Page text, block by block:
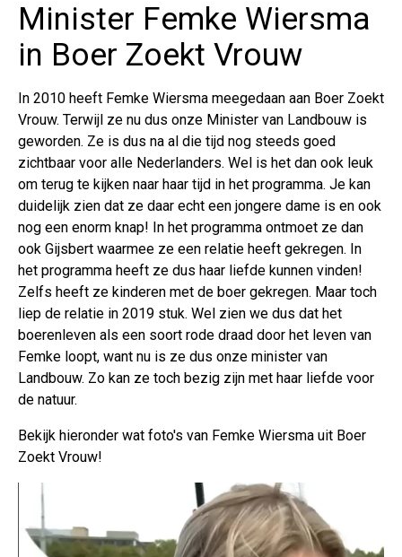
Minister Femke Wiersma
in Boer Zoekt Vrouw
In 2010 heeft Femke Wiersma meegedaan aan Boer Zoekt
Vrouw. Terwijl ze nu dus onze Minister van Landbouw is
geworden. Ze is dus na al die tijd nog steeds goed
zichtbaar voor alle Nederlanders. Wel is het dan ook leuk
om terug te kijken naar haar tijd in het programma. Je kan
duidelijk zien dat ze daar echt een jongere dame is en ook
nog een enorm knap! In het programma ontmoet ze dan
ook Gijsbert waarmee ze een relatie heeft gekregen. In
het programma heeft ze dus haar liefde kunnen vinden!
Zelfs heeft ze kinderen met de boer gekregen. Maar toch
liep de relatie in 2019 stuk. Wel zien we dus dat het
boerenleven als een soort rode draad door het leven van
Femke loopt, want nu is ze dus onze minister van
Landbouw. Zo kan ze toch bezig zijn met haar liefde voor
de natuur.
Bekijk hieronder wat foto's van Femke Wiersma uit Boer
Zoekt Vrouw!